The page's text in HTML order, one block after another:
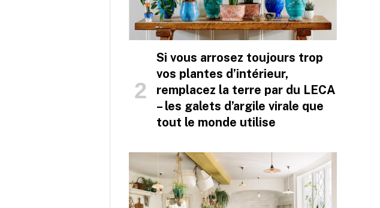
Si vous arrosez toujours trop
vos plantes d’intérieur,
remplacez la terre par du LECA
– les galets d’argile virale que
tout le monde utilise